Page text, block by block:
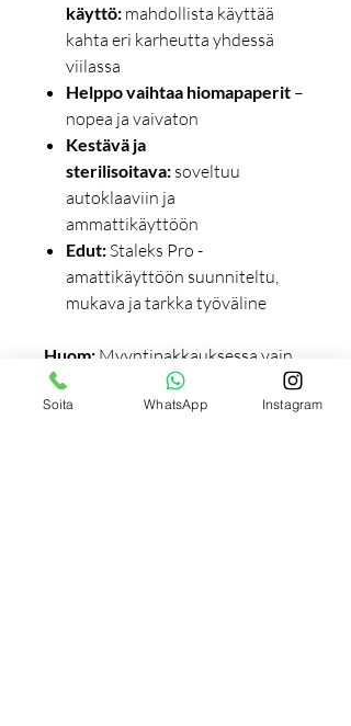
käyttö: mahdollista käyttää
kahta eri karheutta yhdessä
viilassa
Helppo vaihtaa hiomapaperit –
nopea ja vaivaton
Kestävä ja
sterilisoitava: soveltuu
autoklaaviin ja
ammattikäyttöön
Edut:Staleks Pro -
amattikäyttöön suunniteltu,
mukava ja tarkka työväline
Huom: Myyntipakkauksessa vain
runko.
Täydellinen valinta ammattilaiselle,
Soita WhatsApp Instagram